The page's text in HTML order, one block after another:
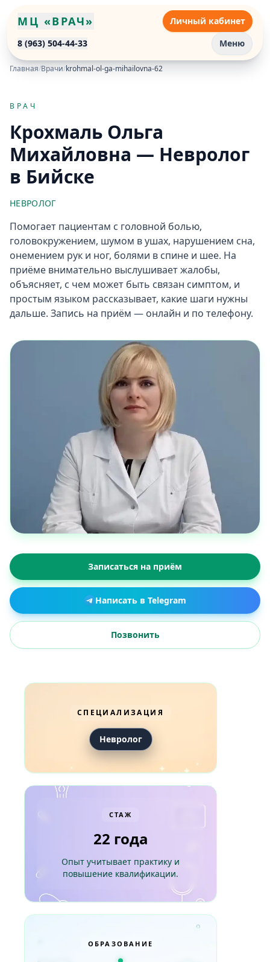
МЦ «ВРАЧ»
Личный кабинет
8 (963) 504-44-33
Меню
Главная/Врачи/krohmal-ol-ga-mihailovna-62
ВРАЧ
Крохмаль Ольга
Михайловна — Невролог
в Бийске
НЕВРОЛОГ
Помогает пациентам с головной болью,
головокружением, шумом в ушах, нарушением сна,
онемением рук и ног, болями в спине и шее. На
приёме внимательно выслушивает жалобы,
объясняет, с чем может быть связан симптом, и
простым языком рассказывает, какие шаги нужны
дальше. Запись на приём — онлайн и по телефону.
Записаться на приём
Написать в Telegram
Позвонить
СПЕЦИАЛИЗАЦИЯ
Невролог
СТАЖ
22 года
Опыт учитывает практику и
повышение квалификации.
ОБРАЗОВАНИЕ